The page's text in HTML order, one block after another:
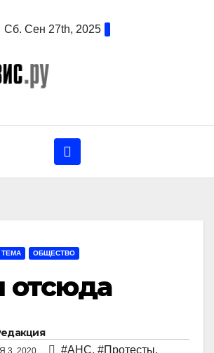
Сб. Сен 27th, 2025
ОБЩЕСТВО
3, 2020 #АНС, #Протесты,